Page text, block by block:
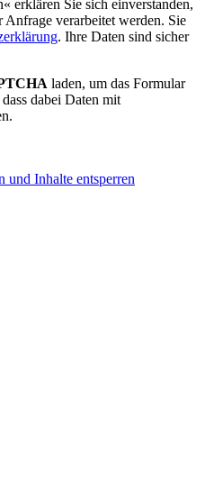
erklären Sie sich einverstanden,
Anfrage verarbeitet werden. Sie
. Ihre Daten sind sicher
laden, um das Formular
dabei Daten mit
und Inhalte entsperren